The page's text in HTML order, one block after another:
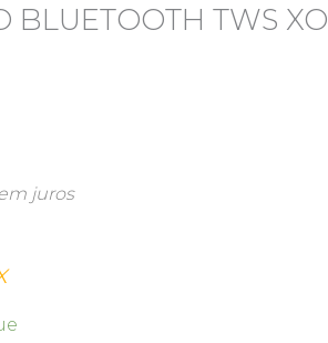
BLUETOOTH TWS XO
juros